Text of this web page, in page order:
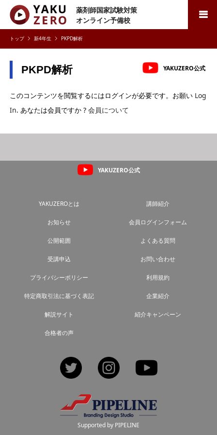
薬剤師国家試験対策
オンライン予備校
検索
新4年生 PKPD解析
PKPD解析 YAKUZERO公式
このコンテンツを閲覧するにはログインが必要です。お願い Log
In. あなたは会員ですか ? 会員について
YAKUZERO公式
YAKUZEROとは 講師紹介
お知らせ 会員ログインフォーム
公開範囲 よくある質問
受講申込 お問い合わせ
プライバシーポリシー 利用規約
特定商取引法に基づく表記 企業紹介
解説サイト 紹介キャンペーン
合格者の声
Twitter Instagram
Supported by PIPELINE